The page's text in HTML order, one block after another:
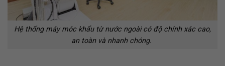
Hệ thống máy móc khẩu từ nước ngoài có độ chính xác cao,
an toàn và nhanh chóng.